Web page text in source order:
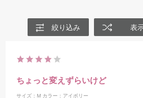
絞り込み 表
ちょっと変えずらいけど
サイズ：M カラー：アイボリー